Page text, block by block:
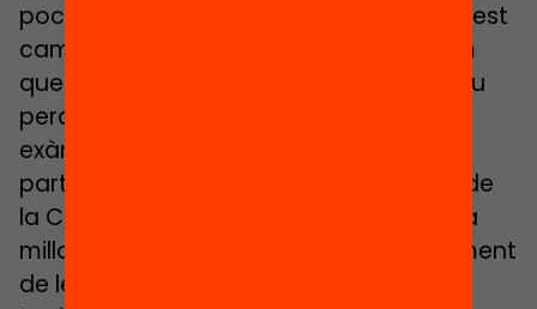
poc propicis es puguin beneficiar d’aquest
camí alternatiu d’aprenentatge. Sabem
que la nostra feina té un impacte positiu
perquè hem avaluat els resultats dels
exàmens escolars dels nois i noies que
participen en les activitats educatives de
la Children’s University, i hem vist la seva
millora en l’adquisició i el desenvolupament
de les seves competències i habilitats.